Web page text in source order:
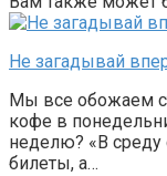
Не загадывай
Мы все обожаем
кофе в
неделю? «В среду
билеты, а…